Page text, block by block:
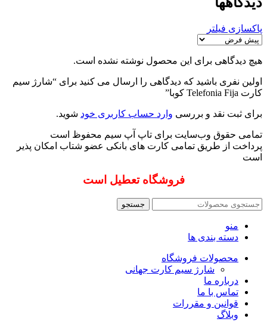
پاکسازی فیلتر
هیچ دیدگاهی برای این محصول نوشته نشده است.
اولین نفری باشید که دیدگاهی را ارسال می کنید برای “شارژ سیم
کارت Telefonia Fija کوبا”
برای ثبت نقد و بررسی وارد حساب کاربری خود شوید.
تمامی حقوق وب‌سایت برای تاپ آپ سیم محفوظ است
پرداخت از طریق تمامی کارت های بانکی عضو شتاب امکان پذیر
است
فروشگاه تعطیل است
جستجو
منو
دسته بندی ها
محصولات فروشگاه
شارژ سیم کارت جهانی
درباره ما
تماس با ما
قوانین و مقررات
وبلاگ